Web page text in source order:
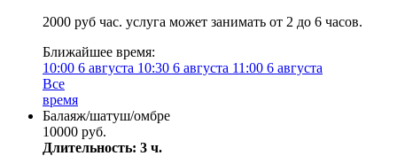
2000 руб час. услуга может занимать от 2 до 6 часов.
Ближайшее время:
10:00 6 августа 10:30 6 августа 11:00 6 августа
Все
время
Балаяж/шатуш/омбре
10000 руб.
Длительность: 3 ч.